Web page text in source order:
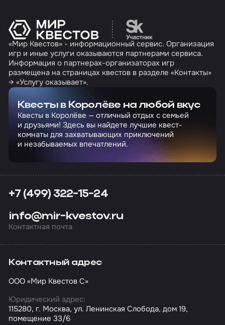
Перейти на сайт
«Мир Квестов» - информационный сервис. Организация
игр и иные услуги оказываются партнерами сервиса.
Информация о партнерах-организаторах игр
размещена на страницах квестов в разделе «Контакты»
→ «Услугу оказывает».
Квесты в Королёве на любой вкус
Квесты в Королёве — отличный отдых с семьей
и друзьями! Здесь вы найдете лучшие квест-
комнаты для захватывающих приключений
и незабываемых впечатлений.
+7 (499) 322-15-24
info@mir-kvestov.ru
Контактная почта
Контактный адрес
ООО «Мир Квестов С»
Юридический адрес:
115280, г. Москва, ул. Ленинская Слобода, дом 19,
помещение 33/6